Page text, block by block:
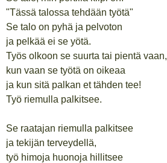
"Tässä talossa tehdään työtä"
Se talo on pyhä ja pelvoton
ja pelkää ei se yötä.
Työs olkoon se suurta tai pientä vaan,
kun vaan se työtä on oikeaa
ja kun sitä palkan et tähden tee!
Työ riemulla palkitsee.
Se raatajan riemulla palkitsee
ja tekijän terveydellä,
työ himoja huonoja hillitsee